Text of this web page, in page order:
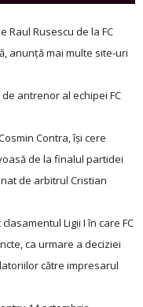
Raul Rusescu de la FC
anunţă mai multe site-uri
antrenor al echipei FC
Contra, îşi cere
de la finalul partidei
de arbitrul Cristian
Ligii I în care FC
ca urmare a deciziei
către impresarul